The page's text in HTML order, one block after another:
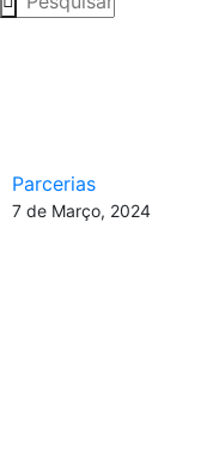
Parcerias
7 de Março, 2024